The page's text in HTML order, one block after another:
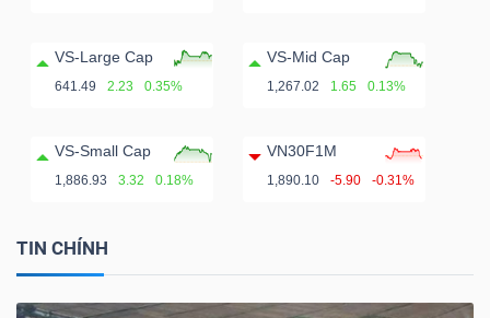
VS-Large Cap
641.49 2.23 0.35%
VS-Mid Cap
1,267.02 1.65 0.13%
VS-Small Cap
1,886.93 3.32 0.18%
VN30F1M
1,890.10 -5.90 -0.31%
TIN CHÍNH